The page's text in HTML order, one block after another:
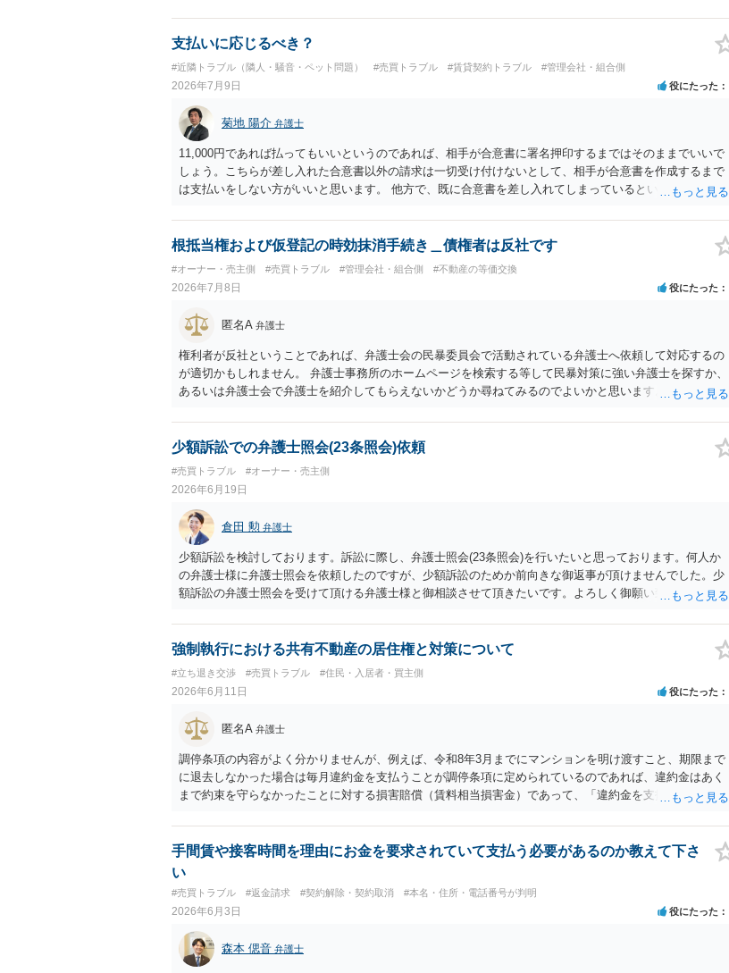
支払いに応じるべき？
#近隣トラブル（隣人・騒音・ペット問題） #売買トラブル #賃貸契約トラブル #管理会社・組合側
2026年7月9日 役にたった
菊地 陽介 弁護士
11,000円であれば払ってもいいというのであれば、相手が合意書に署名押印するまではそのままでいいで
しょう。こちらが差し入れた合意書以外の請求は一切受け付けないとして、相手が合意書を作成するまで
は支払いをしない方がいいと思います。 他方で、既に合意書を差し入れてしまっているということなの
について一切応じるつもりがない旨を書面で伝えたうえで、先に差し入れた合意書は撤回すると明確に示
す必要があります。
根抵当権および仮登記の時効抹消手続き＿債権者は反社です
#オーナー・売主側 #売買トラブル #管理会社・組合側 #不動産の等価交換
2026年7月8日 役にたった
匿名A 弁護士
権利者が反社ということであれば、弁護士会の民暴委員会で活動されている弁護士へ依頼して対応するの
が適切かもしれません。 弁護士事務所のホームページを検索する等して民暴対策に強い弁護士を探すか、
あるいは弁護士会で弁護士を紹介してもらえないかどうか尋ねてみるのでよいかと思います。
少額訴訟での弁護士照会(23条照会)依頼
#売買トラブル #オーナー・売主側
2026年6月19日
倉田 勲 弁護士
少額訴訟を検討しております。訴訟に際し、弁護士照会(23条照会)を行いたいと思っております。何人か
の弁護士様に弁護士照会を依頼したのですが、少額訴訟のためか前向きな御返事が頂けませんでした。少
額訴訟の弁護士照会を受けて頂ける弁護士様と御相談させて頂きたいです。よろしく御願い致します。 →
にお問い合わせください。 なお、ご承知かもしれませんが、２３条照会は具体的事件の依頼を前提とした
もので、２３条照会のみの依頼については弁護士は一般に受任することができませんのでご留意くださ
強制執行における共有不動産の居住権と対策について
#立ち退き交渉 #売買トラブル #住民・入居者・買主側
2026年6月11日 役にたった
匿名A 弁護士
調停条項の内容がよく分かりませんが、例えば、令和8年3月までにマンションを明け渡すこと、期限まで
に退去しなかった場合は毎月違約金を支払うことが調停条項に定められているのであれば、違約金はあく
まで約束を守らなかったことに対する損害賠償（賃料相当損害金）であって、「違約金を支払いさえすれ
執行が避けられない可能性は十分あるのではないかと思います（引越費用の問題等は、少なくとも強制執
行の局面では関係がなく、調停成立の際に明渡しの条件等をしっかり煮詰めておくべきだった話でしょ
う）。 離婚成立までの経緯が不明であるため、そもそも希望する解決を図ることができるのか、今からで
いた方がよい事案だと思います。
手間賃や接客時間を理由にお金を要求されていて支払う必要があるのか教えて下さ
い
#売買トラブル #返金請求 #契約解除・契約取消 #本名・住所・電話番号が判明
2026年6月3日 役にたった
森本 偲音 弁護士